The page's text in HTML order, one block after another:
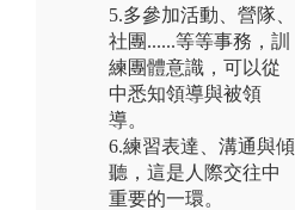
5.多參加活動、營隊、
社團......等等事務，訓
練團體意識，可以從
中悉知領導與被領
導。
6.練習表達、溝通與傾
聽，這是人際交往中
重要的一環。